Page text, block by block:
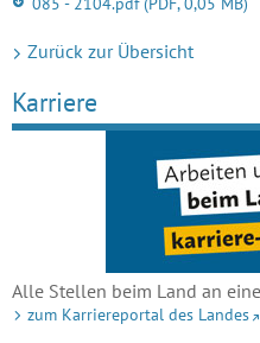
Zurück zur Übersicht
Karriere
Alle Stellen beim Land an
zum Karriereportal des Landes